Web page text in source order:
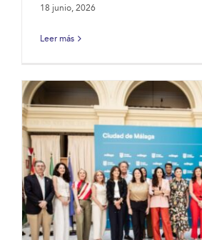
18 junio, 2026
Leer más